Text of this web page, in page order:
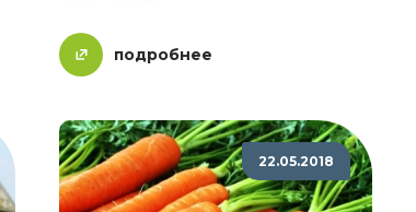
подробнее
22.05.2018